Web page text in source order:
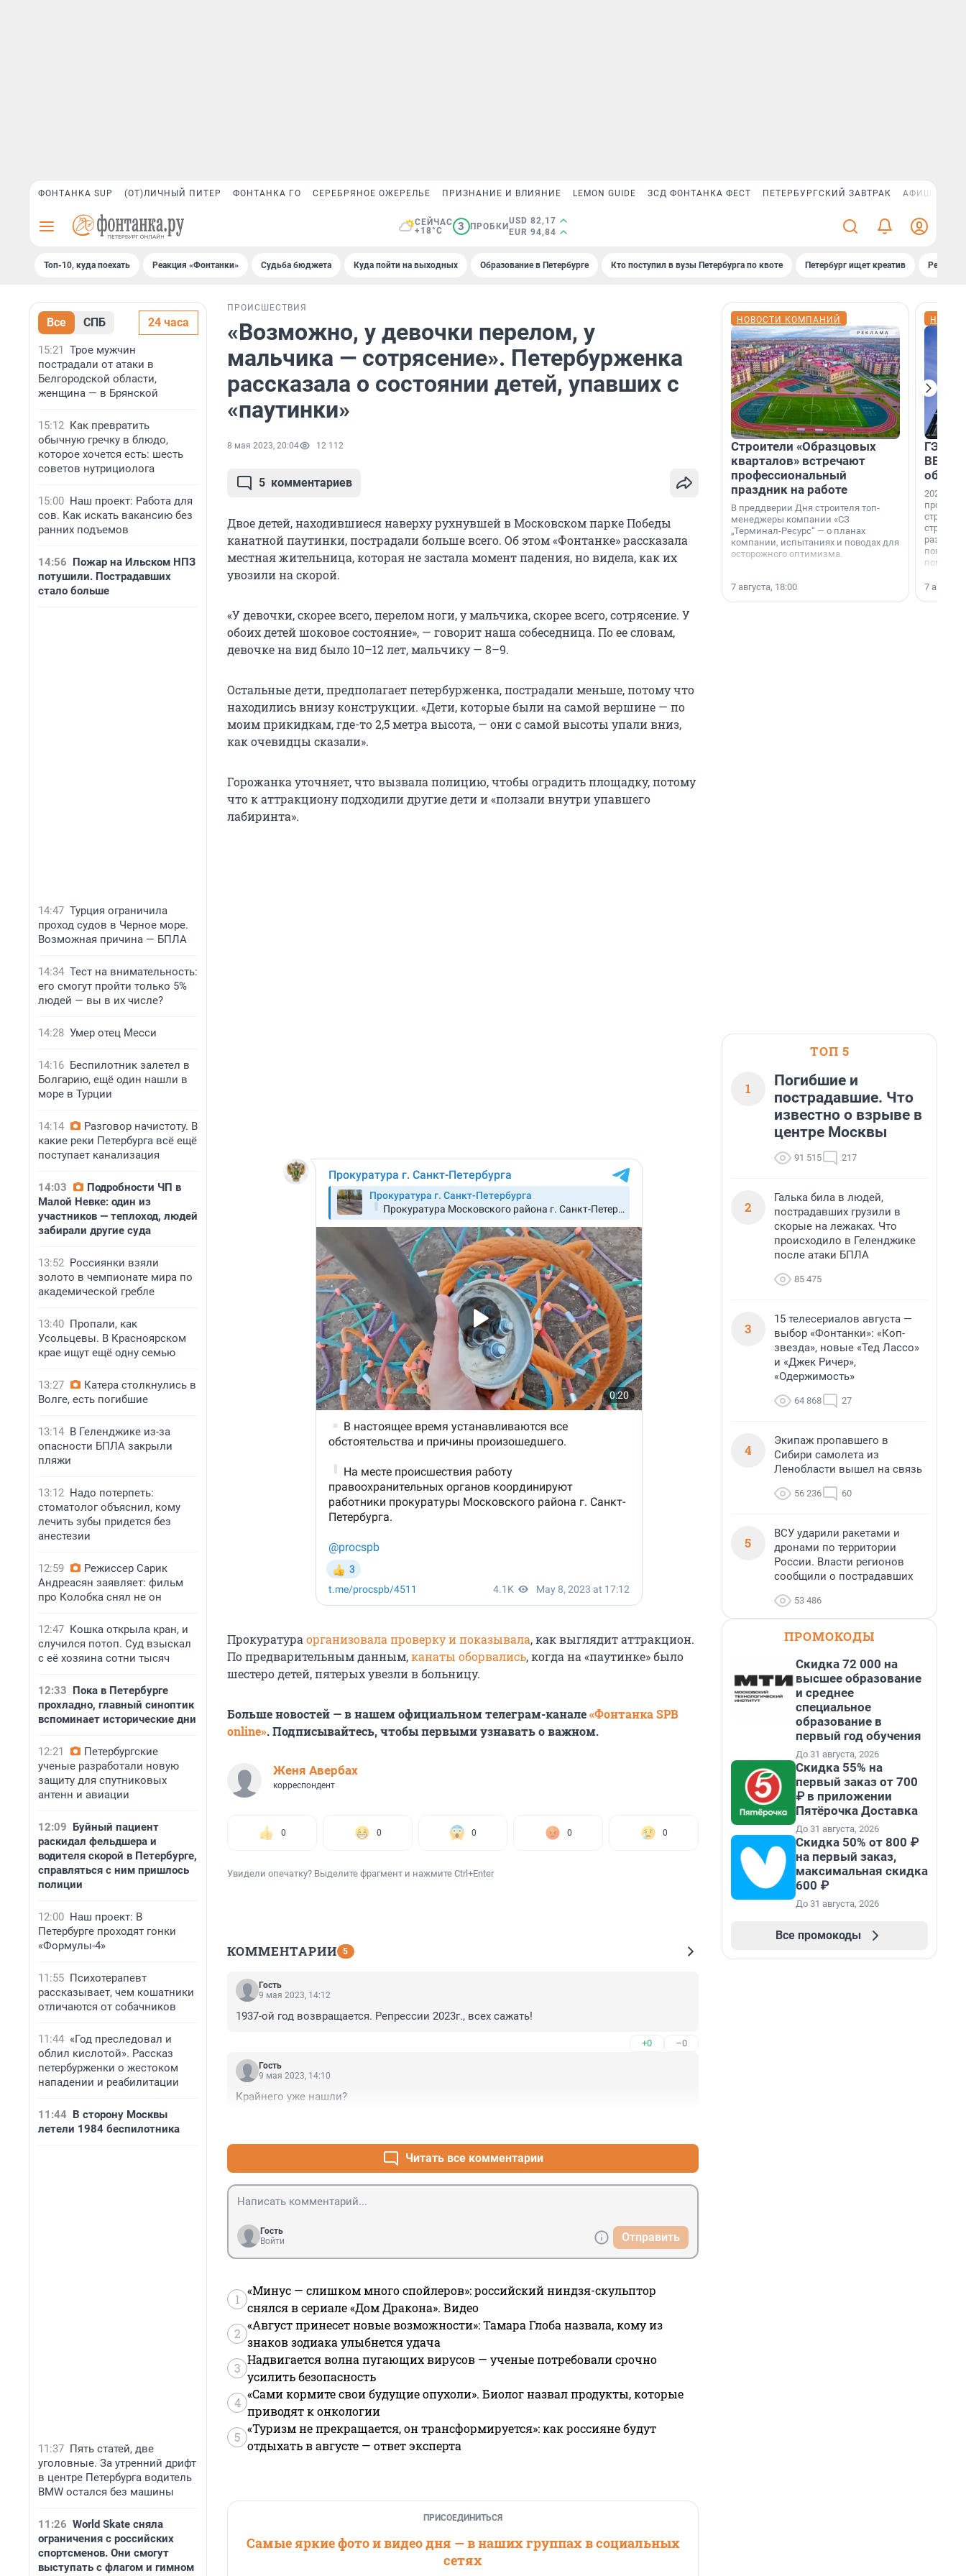
ФОНТАНКА SUP (ОТ)ЛИЧНЫЙ ПИТЕР ФОНТАНКА ГО СЕРЕБРЯНОЕ ОЖЕРЕЛЬЕ ПРИЗНАНИЕ И ВЛИЯНИЕ LEMON GUIDE ЗСД ФОНТАНКА ФЕСТ ПЕТЕРБУРГСКИЙ ЗАВТРАК АФИША PLUS
СЕЙЧАС
+18°C
3 ПРОБКИ
USD 82,17
EUR 94,84
Топ-10, куда поехать Реакция «Фонтанки» Судьба бюджета Куда пойти на выходных Образование в Петербурге Кто поступил в вузы Петербурга по квоте Петербург ищет креатив
Все СПБ 24 часа
15:21 Трое мужчин
пострадали от атаки в
Белгородской области,
женщина — в Брянской
15:12 Как превратить
обычную гречку в блюдо,
которое хочется есть: шесть
советов нутрициолога
15:00 Наш проект: Работа для
сов. Как искать вакансию без
ранних подъемов
14:56 Пожар на Ильском НПЗ
потушили. Пострадавших
стало больше
14:47 Турция ограничила
проход судов в Черное море.
Возможная причина — БПЛА
14:34 Тест на внимательность:
его смогут пройти только 5%
людей — вы в их числе?
14:28 Умер отец Месси
14:16 Беспилотник залетел в
Болгарию, ещё один нашли в
море в Турции
14:14
Разговор начистоту. В
какие реки Петербурга всё ещё
поступает канализация
14:03
Подробности ЧП в
Малой Невке: один из
участников — теплоход, людей
забирали другие суда
13:52 Россиянки взяли
золото в чемпионате мира по
академической гребле
13:40 Пропали, как
Усольцевы. В Красноярском
крае ищут ещё одну семью
13:27
Катера столкнулись в
Волге, есть погибшие
13:14 В Геленджике из-за
опасности БПЛА закрыли
пляжи
13:12 Надо потерпеть:
стоматолог объяснил, кому
лечить зубы придется без
анестезии
12:59
Режиссер Сарик
Андреасян заявляет: фильм
про Колобка снял не он
12:47 Кошка открыла кран, и
случился потоп. Суд взыскал
с её хозяина сотни тысяч
12:33 Пока в Петербурге
прохладно, главный синоптик
вспоминает исторические дни
12:21
Петербургские
ученые разработали новую
защиту для спутниковых
антенн и авиации
12:09 Буйный пациент
раскидал фельдшера и
водителя скорой в Петербурге,
справляться с ним пришлось
полиции
12:00 Наш проект: В
Петербурге проходят гонки
«Формулы-4»
11:55 Психотерапевт
рассказывает, чем кошатники
отличаются от собачников
11:44 «Год преследовал и
облил кислотой». Рассказ
петербурженки о жестоком
нападении и реабилитации
11:44 В сторону Москвы
летели 1984 беспилотника
11:37 Пять статей, две
уголовные. За утренний дрифт
в центре Петербурга водитель
BMW остался без машины
11:26 World Skate сняла
ограничения с российских
спортсменов. Они смогут
выступать с флагом и гимном
ПРОИСШЕСТВИЯ
«Возможно, у девочки перелом, у
мальчика — сотрясение». Петербурженка
рассказала о состоянии детей, упавших с
«паутинки»
8 мая 2023, 20:04 12 112
5 комментариев
Двое детей, находившиеся наверху рухнувшей в Московском парке Победы
канатной паутинки, пострадали больше всего. Об этом «Фонтанке» рассказала
местная жительница, которая не застала момент падения, но видела, как их
увозили на скорой.
«У девочки, скорее всего, перелом ноги, у мальчика, скорее всего, сотрясение. У
обоих детей шоковое состояние», — говорит наша собеседница. По ее словам,
девочке на вид было 10–12 лет, мальчику — 8–9.
Остальные дети, предполагает петербурженка, пострадали меньше, потому что
находились внизу конструкции. «Дети, которые были на самой вершине — по
моим прикидкам, где-то 2,5 метра высота, — они с самой высоты упали вниз,
как очевидцы сказали».
Горожанка уточняет, что вызвала полицию, чтобы оградить площадку, потому
что к аттракциону подходили другие дети и «ползали внутри упавшего
лабиринта».
Прокуратура организовала проверку и показывала, как выглядит аттракцион.
По предварительным данным,канаты оборвались, когда на «паутинке» было
шестеро детей, пятерых увезли в больницу.
Больше новостей — в нашем официальном телеграм-канале«Фонтанка SPB
online». Подписывайтесь, чтобы первыми узнавать о важном.
Женя Авербах
корреспондент
0 0 0 0 0
Увидели опечатку? Выделите фрагмент и нажмите Ctrl+Enter
КОММЕНТАРИИ 5
Гость
9 мая 2023, 14:12
1937-ой год возвращается. Репрессии 2023г., всех сажать!
+0 –0
Гость
9 мая 2023, 14:10
Крайнего уже нашли?
Читать все комментарии
Гость
Войти
Отправить
1
«Минус — слишком много спойлеров»: российский ниндзя-скульптор
снялся в сериале «Дом Дракона». Видео
2
«Август принесет новые возможности»: Тамара Глоба назвала, кому из
знаков зодиака улыбнется удача
3
Надвигается волна пугающих вирусов — ученые потребовали срочно
усилить безопасность
4
«Сами кормите свои будущие опухоли». Биолог назвал продукты, которые
приводят к онкологии
5
«Туризм не прекращается, он трансформируется»: как россияне будут
отдыхать в августе — ответ эксперта
ПРИСОЕДИНИТЬСЯ
Самые яркие фото и видео дня — в наших группах в социальных
сетях
НОВОСТИ КОМПАНИЙ
Строители «Образцовых
кварталов» встречают
профессиональный
праздник на работе
В преддверии Дня строителя топ-
менеджеры компании «СЗ
„Терминал-Ресурс“ — о планах
компании, испытаниях и поводах для
осторожного оптимизма.
7 августа, 18:00
ГЭС,
ВВП: в
об
2026-й —
раз. В
7
ТОП 5
1
Погибшие и
пострадавшие. Что
известно о взрыве в
центре Москвы
91 515 217
2
Галька била в людей,
пострадавших грузили в
скорые на лежаках. Что
происходило в Геленджике
после атаки БПЛА
85 475
3
15 телесериалов августа —
выбор «Фонтанки»: «Коп-
звезда», новые «Тед Лассо»
и «Джек Ричер»,
«Одержимость»
64 868 27
4
Экипаж пропавшего в
Сибири самолета из
Ленобласти вышел на связь
56 236 60
5
ВСУ ударили ракетами и
дронами по территории
России. Власти регионов
сообщили о пострадавших
53 486
ПРОМОКОДЫ
Скидка 72 000 на
высшее образование
и среднее
специальное
образование в
первый год обучения
До 31 августа, 2026
Скидка 55% на
первый заказ от 700
₽ в приложении
Пятёрочка Доставка
До 31 августа, 2026
Скидка 50% от 800 ₽
на первый заказ,
максимальная скидка
600 ₽
До 31 августа, 2026
Все промокоды